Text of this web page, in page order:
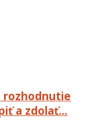
rozhodnutie
a zdolať…